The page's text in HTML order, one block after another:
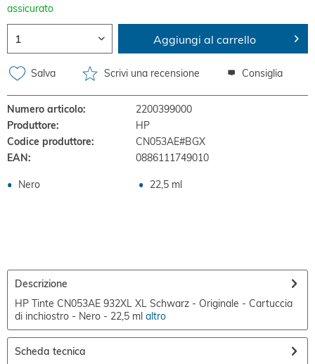
assicurato
Aggiungi al carrello
Salva Scrivi una recensione Consiglia
Numero articolo:
2200399000
Produttore:
HP
Codice produttore:
CN053AE#BGX
EAN:
0886111749010
Nero 22,5 ml
Descrizione
HP Tinte CN053AE 932XL XL Schwarz - Originale - Cartuccia
di inchiostro - Nero - 22,5 ml altro
Scheda tecnica